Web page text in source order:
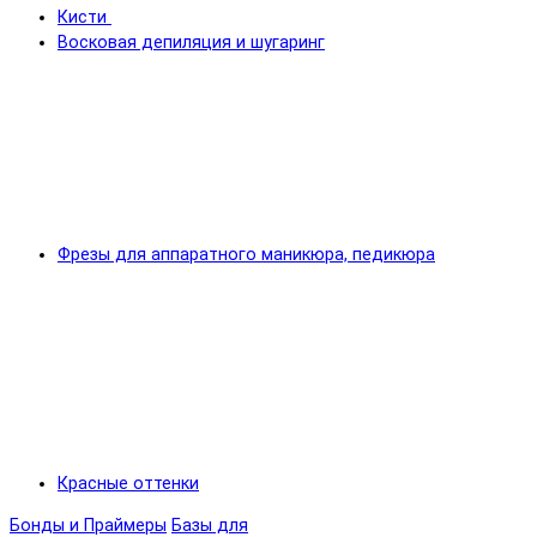
Кисти
Восковая депиляция и шугаринг
Фрезы для аппаратного маникюра, педикюра
Красные оттенки
Бонды и Праймеры Базы для